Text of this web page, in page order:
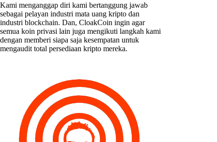
Kami menganggap diri kami bertanggung jawab
sebagai pelayan industri mata uang kripto dan
industri blockchain. Dan, CloakCoin ingin agar
semua koin privasi lain juga mengikuti langkah kami
dengan memberi siapa saja kesempatan untuk
mengaudit total persediaan kripto mereka.